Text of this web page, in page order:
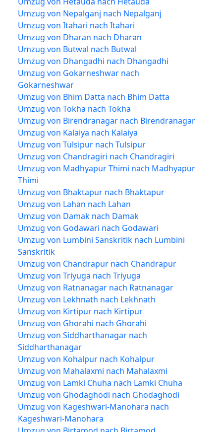
Umzug von Nepalganj nach Nepalganj
Umzug von Itahari nach Itahari
Umzug von Dharan nach Dharan
Umzug von Butwal nach Butwal
Umzug von Dhangadhi nach Dhangadhi
Umzug von Gokarneshwar nach
Gokarneshwar
Umzug von Bhim Datta nach Bhim Datta
Umzug von Tokha nach Tokha
Umzug von Birendranagar nach Birendranagar
Umzug von Kalaiya nach Kalaiya
Umzug von Tulsipur nach Tulsipur
Umzug von Chandragiri nach Chandragiri
Umzug von Madhyapur Thimi nach Madhyapur
Thimi
Umzug von Bhaktapur nach Bhaktapur
Umzug von Lahan nach Lahan
Umzug von Damak nach Damak
Umzug von Godawari nach Godawari
Umzug von Lumbini Sanskritik nach Lumbini
Sanskritik
Umzug von Chandrapur nach Chandrapur
Umzug von Triyuga nach Triyuga
Umzug von Ratnanagar nach Ratnanagar
Umzug von Lekhnath nach Lekhnath
Umzug von Kirtipur nach Kirtipur
Umzug von Ghorahi nach Ghorahi
Umzug von Siddharthanagar nach
Siddharthanagar
Umzug von Kohalpur nach Kohalpur
Umzug von Mahalaxmi nach Mahalaxmi
Umzug von Lamki Chuha nach Lamki Chuha
Umzug von Ghodaghodi nach Ghodaghodi
Umzug von Kageshwari-Manohara nach
Kageshwari-Manohara